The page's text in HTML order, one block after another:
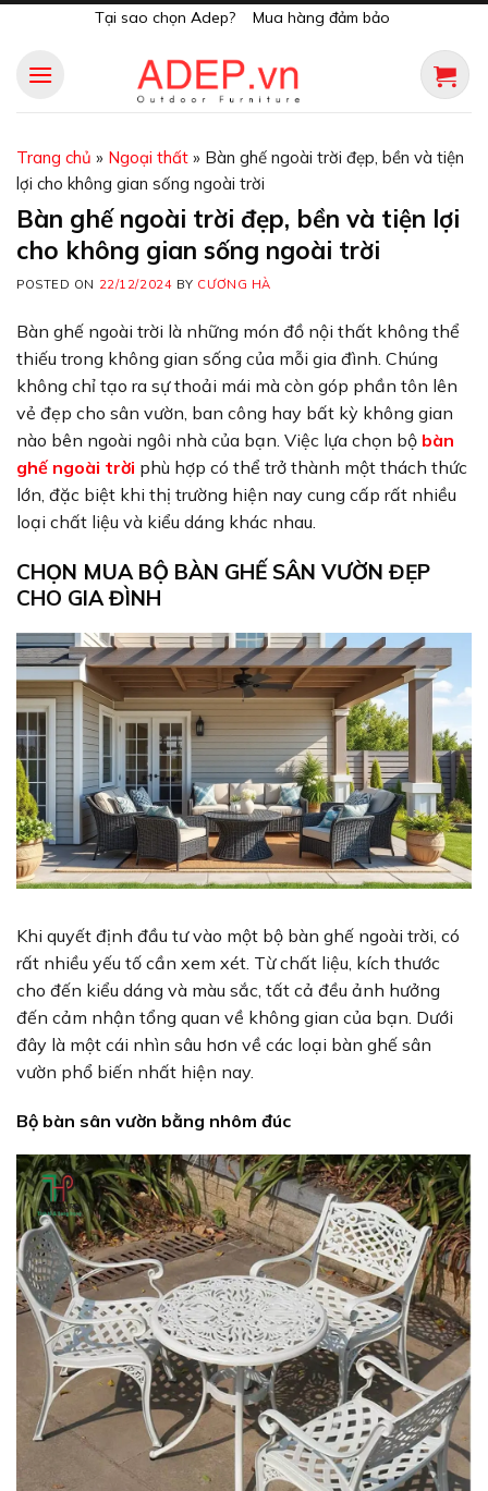
content
Tại sao chọn Adep? Mua hàng đảm bảo
Trang chủ » Ngoại thất » Bàn ghế ngoài trời đẹp, bền và tiện
lợi cho không gian sống ngoài trời
Bàn ghế ngoài trời đẹp, bền và tiện lợi
cho không gian sống ngoài trời
POSTED ON 22/12/2024 BY CƯƠNG HÀ
Bàn ghế ngoài trời là những món đồ nội thất không thể
thiếu trong không gian sống của mỗi gia đình. Chúng
không chỉ tạo ra sự thoải mái mà còn góp phần tôn lên
vẻ đẹp cho sân vườn, ban công hay bất kỳ không gian
nào bên ngoài ngôi nhà của bạn. Việc lựa chọn bộ bàn
ghế ngoài trời phù hợp có thể trở thành một thách thức
lớn, đặc biệt khi thị trường hiện nay cung cấp rất nhiều
loại chất liệu và kiểu dáng khác nhau.
CHỌN MUA BỘ BÀN GHẾ SÂN VƯỜN ĐẸP
CHO GIA ĐÌNH
Khi quyết định đầu tư vào một bộ bàn ghế ngoài trời, có
rất nhiều yếu tố cần xem xét. Từ chất liệu, kích thước
cho đến kiểu dáng và màu sắc, tất cả đều ảnh hưởng
đến cảm nhận tổng quan về không gian của bạn. Dưới
đây là một cái nhìn sâu hơn về các loại bàn ghế sân
vườn phổ biến nhất hiện nay.
Bộ bàn sân vườn bằng nhôm đúc